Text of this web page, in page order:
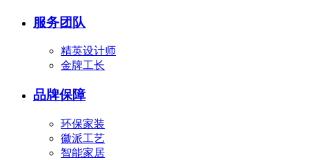
服务团队
精英设计师
金牌工长
品牌保障
环保家装
徽派工艺
智能家居